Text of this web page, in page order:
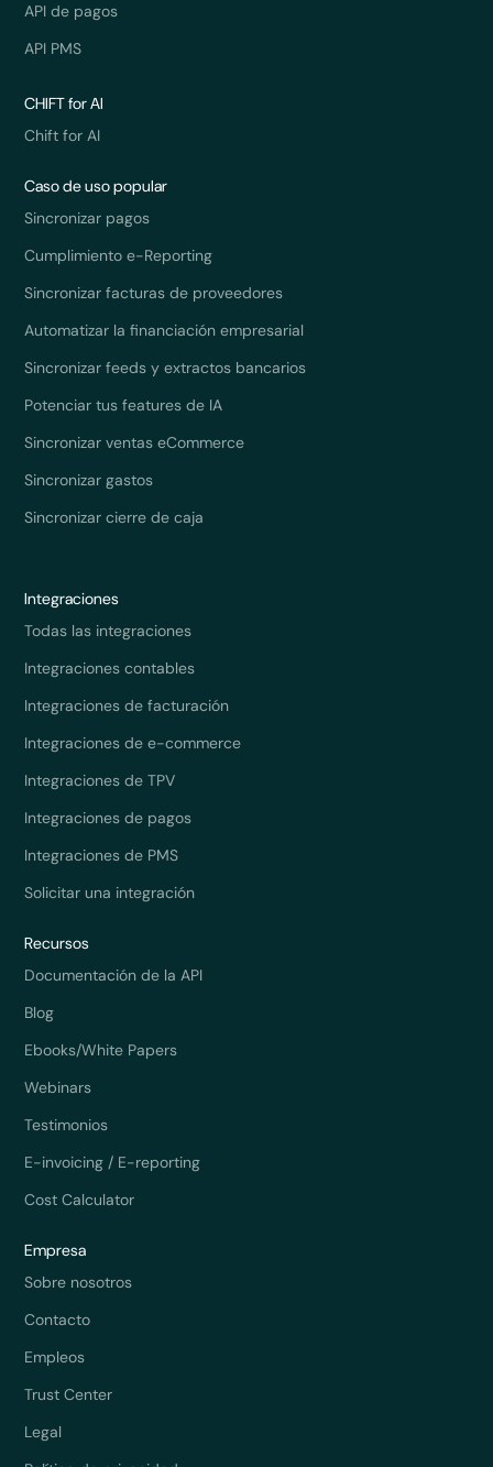
API de pagos
API PMS
CHIFT for AI
Chift for AI
Caso de uso popular
Sincronizar pagos
Cumplimiento e-Reporting
Sincronizar facturas de proveedores
Automatizar la financiación empresarial
Sincronizar feeds y extractos bancarios
Potenciar tus features de IA
Sincronizar ventas eCommerce
Sincronizar gastos
Sincronizar cierre de caja
Integraciones
Todas las integraciones
Integraciones contables
Integraciones de facturación
Integraciones de e-commerce
Integraciones de TPV
Integraciones de pagos
Integraciones de PMS
Solicitar una integración
Recursos
Documentación de la API
Blog
Ebooks/White Papers
Webinars
Testimonios
E-invoicing / E-reporting
Cost Calculator
Empresa
Sobre nosotros
Contacto
Empleos
Trust Center
Legal